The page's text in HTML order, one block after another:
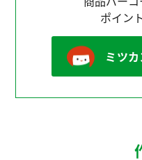
ポイン
ミツ